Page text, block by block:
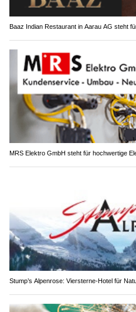
Baaz Indian Restaurant in Aarau AG steht
MRS Elektro GmbH steht für hochwertige
Stump’s Alpenrose: Viersterne-Hotel für